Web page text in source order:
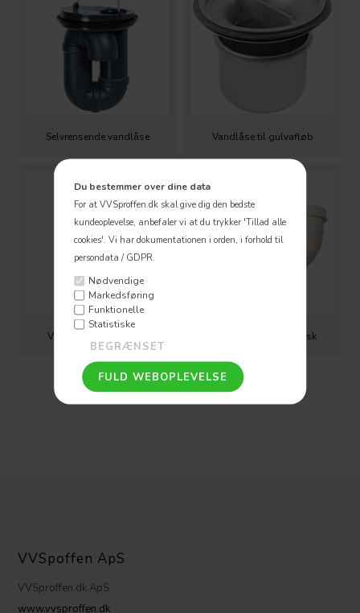
Du bestemmer over dine data
For at VVSproffen.dk skal give dig den bedste
kundeoplevelse, anbefaler vi at du trykker 'Tillad alle
cookies'. Vi har dokumentationen i orden, i forhold til
persondata / GDPR.
Nødvendige
Markedsføring
Funktionelle
Statistiske
Selvrensende vandlåse Vandlåse til gulvafløb
Vandlåse til håndvask Vandlåse til køkkenvask
VVSpoffen ApS
VVSproffen.dk ApS
www.vvsproffen.dk